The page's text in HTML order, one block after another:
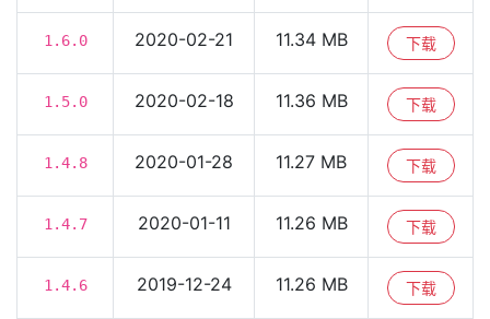
1.6.0 2020-02-21 11.34 MB 下载
1.5.0 2020-02-18 11.36 MB 下载
1.4.8 2020-01-28 11.27 MB 下载
1.4.7 2020-01-11 11.26 MB 下载
1.4.6 2019-12-24 11.26 MB 下载